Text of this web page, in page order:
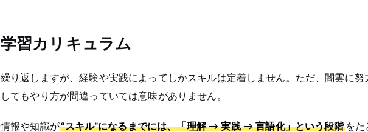
学習カリキュラム
繰り返しますが、経験や実践によってしかスキルは定着しません。ただ、闇雲に努
してもやり方が間違っていては意味がありません。
情報や知識が“スキル”になるまでには、「理解 → 実践 → 言語化」という段階 をた